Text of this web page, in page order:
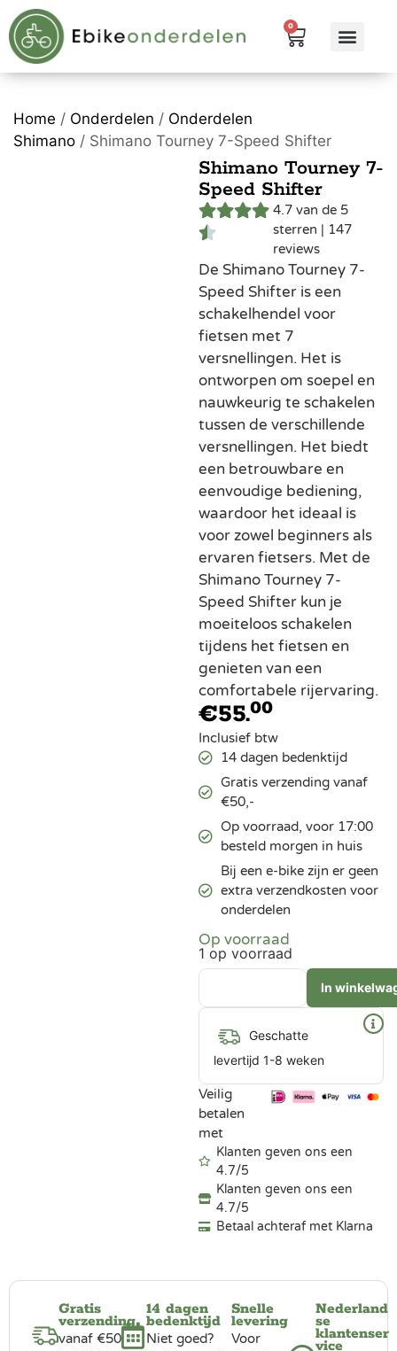
0
Home / Onderdelen / Onderdelen
Shimano / Shimano Tourney 7-Speed Shifter
Shimano Tourney 7-
Speed Shifter
4.7 van de 5
sterren | 147
reviews
De Shimano Tourney 7-
Speed Shifter is een
schakelhendel voor
fietsen met 7
versnellingen. Het is
ontworpen om soepel en
nauwkeurig te schakelen
tussen de verschillende
versnellingen. Het biedt
een betrouwbare en
eenvoudige bediening,
waardoor het ideaal is
voor zowel beginners als
ervaren fietsers. Met de
Shimano Tourney 7-
Speed Shifter kun je
moeiteloos schakelen
tijdens het fietsen en
genieten van een
comfortabele rijervaring.
€55.00
Inclusief btw
14 dagen bedenktijd
Gratis verzending vanaf
€50,-
Op voorraad, voor 17:00
besteld morgen in huis
Bij een e-bike zijn er geen
extra verzendkosten voor
onderdelen
Op voorraad
1 op voorraad
In
Geschatte
levertijd 1-8 weken
Veilig
betalen
met
Klanten geven ons een
4.7/5
Klanten geven ons een
4.7/5
Betaal achteraf met Klarna
Gratis
verzending
vanaf €50
14 dagen
bedenktijd
Niet goed?
Snelle
levering
Voor
Nederland
se
klantenser
vice